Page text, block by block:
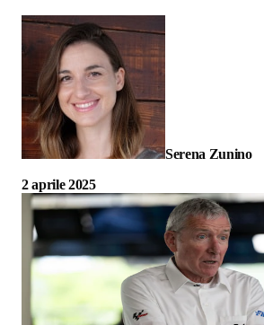
Serena Zunino
2 aprile 2025